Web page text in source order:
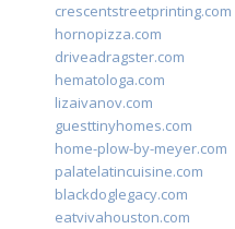
crescentstreetprinting.com
hornopizza.com
driveadragster.com
hematologa.com
lizaivanov.com
guesttinyhomes.com
home-plow-by-meyer.com
palatelatincuisine.com
blackdoglegacy.com
eatvivahouston.com